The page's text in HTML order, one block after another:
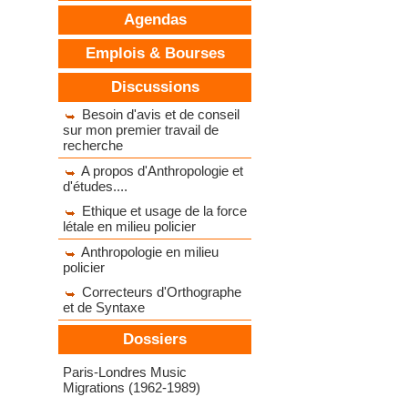
Agendas
Emplois & Bourses
Discussions
Besoin d'avis et de conseil
sur mon premier travail de
recherche
A propos d'Anthropologie et
d'études....
Ethique et usage de la force
létale en milieu policier
Anthropologie en milieu
policier
Correcteurs d'Orthographe
et de Syntaxe
Dossiers
Paris-Londres Music
Migrations (1962-1989)